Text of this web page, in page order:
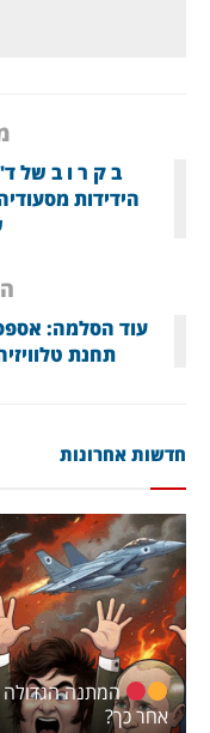
ב ק ר ו ב של
הידידות
עוד הסלמה:
תחנת
חדשות אחרונות
המתנה הגדולה
אחר כך?